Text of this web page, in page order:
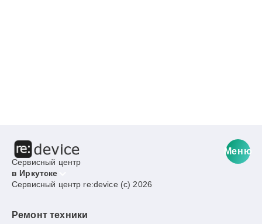
Сервисный центр
в Иркутске
Меню
Сервисный центр re:device (c) 2026
Ремонт техники